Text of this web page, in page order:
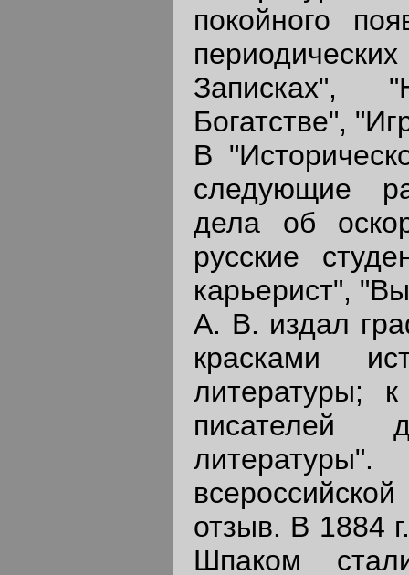
покойного
Записках",
Богатстве",
В
следующие
дела об
русские
карьерист",
А. В. издал
красками
литературы;
писателей
отзыв. В 1884
Шпаком